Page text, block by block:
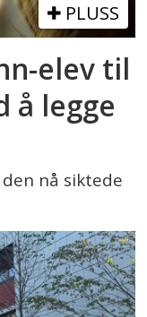
PLUSS
elev til
å legge
nå siktede